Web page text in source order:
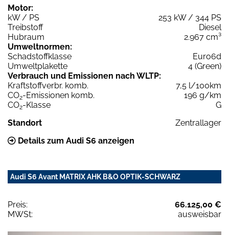
Motor:
kW / PS
253 kW / 344 PS
Treibstoff
Diesel
Hubraum
2.967 cm³
Umweltnormen:
Schadstoffklasse
Euro6d
Umweltplakette
4 (Green)
Verbrauch und Emissionen nach WLTP:
Kraftstoffverbr. komb.
7,5 l/100km
CO2-Emissionen komb.
196 g/km
CO2-Klasse
G
Standort
Zentrallager
Details zum Audi S6 anzeigen
Audi S6 Avant MATRIX AHK B&O OPTIK-SCHWARZ
Preis:
66.125,00 €
MWSt:
ausweisbar